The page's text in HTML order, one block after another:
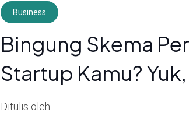
Business
Bingung Skema
Startup Kamu?
Ditulis oleh